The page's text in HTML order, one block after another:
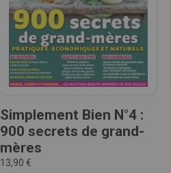
Simplement Bien N°4 :
900 secrets de grand-
mères
13,90 €